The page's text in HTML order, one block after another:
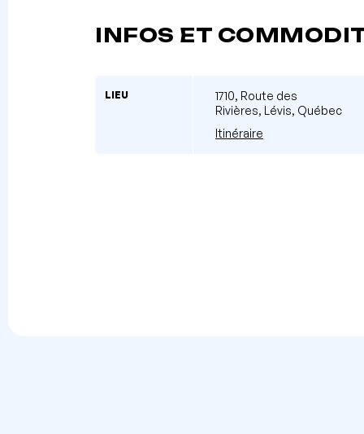
INFOS ET
LIEU
1710, Route des
Rivières, Lévis, Québec
Itinéraire